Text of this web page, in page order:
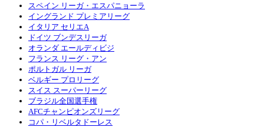
スペイン リーガ・エスパニョーラ
イングランド プレミアリーグ
イタリア セリエA
ドイツ ブンデスリーガ
オランダ エールディビジ
フランス リーグ・アン
ポルトガル リーガ
ベルギー プロリーグ
スイス スーパーリーグ
ブラジル全国選手権
AFCチャンピオンズリーグ
コパ・リベルタドーレス